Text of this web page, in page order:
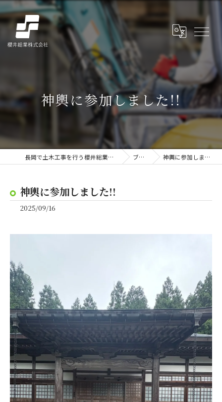
神輿に参加しました!!
長岡で土木工事を行う櫻井総業株式会社 ブログ 神輿に参加しました!!
神輿に参加しました!!
2025/09/16